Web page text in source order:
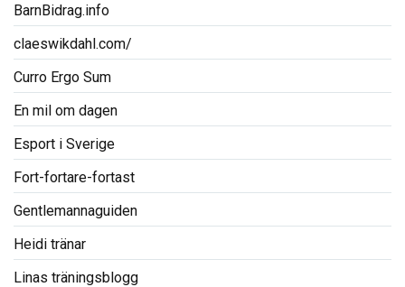
BarnBidrag.info
claeswikdahl.com/
Curro Ergo Sum
En mil om dagen
Esport i Sverige
Fort-fortare-fortast
Gentlemannaguiden
Heidi tränar
Linas träningsblogg